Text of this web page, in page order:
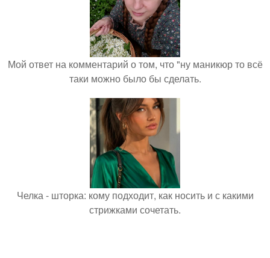
Мой ответ на комментарий о том, что "ну маникюр то всё
таки можно было бы сделать.
Челка - шторка: кому подходит, как носить и с какими
стрижками сочетать.